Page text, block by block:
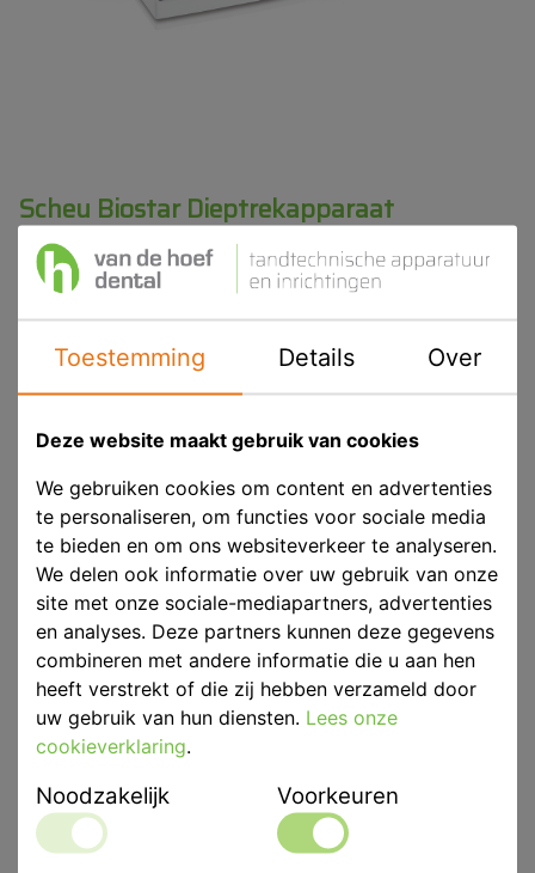
Scheu Biostar Dieptrekapparaat
Product ID
SCH 3001.1
Voorraad
Prijs op aanvraag
Afmetingen
520 x 440 x 240mm
Eenheid
p/st
Merk
Scheu Dental
Productbeschrijving
Veelzijdige dieptrekapparaat, uitgerust met
scantechnologie en 6,0 bar werkdruk, instelbaar door
drukreduceerventiel op de unit. De unieke thermisch
gestuurde infraroodverwarmer bereikt de
bedrijfstemperatuur in één seconde. Alle parameters
zoals temperatuur, verwarming en koeltijden worden
geprogrammeerd door de scanner te lezen of de
bijbehorende code in te voeren. Het gekleurde 3,2-
Toestemming Details Over
Deze website maakt gebruik van cookies
We gebruiken cookies om content en advertenties
te personaliseren, om functies voor sociale media
te bieden en om ons websiteverkeer te analyseren.
We delen ook informatie over uw gebruik van onze
site met onze sociale-mediapartners, advertenties
en analyses. Deze partners kunnen deze gegevens
combineren met andere informatie die u aan hen
heeft verstrekt of die zij hebben verzameld door
uw gebruik van hun diensten. Lees onze
cookieverklaring.
Noodzakelijk Voorkeuren